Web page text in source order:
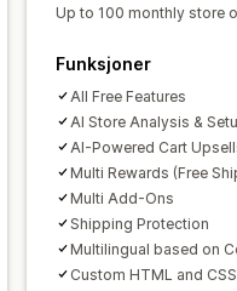
KI-
Up to 100 monthly store
Funksjoner
All Free Features
AI Store Analysis &
AI-Powered Cart
Multi Rewards (Free
Multi Add-Ons
Shipping Protection
Multilingual based on
Custom HTML and